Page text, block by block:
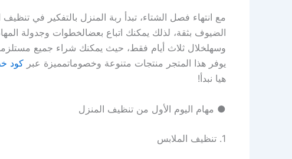
مع انتهاء فصل الشتاء، تبدأ ربة المنزل بالتفكير في تنظيف
الضيوف بثقة، لذلك يمكنك اتباع بعضالخطوات وجدولة
وسهلخلال ثلاث أيام فقط، حيث يمكنك شراء جميع
يوفر هذا المتجر منتجات متنوعة وخصوماتمميزة عبر كود
هيا نبدأ!
● مهام اليوم الأول من تنظيف المنزل
1. تنظيف الملابس